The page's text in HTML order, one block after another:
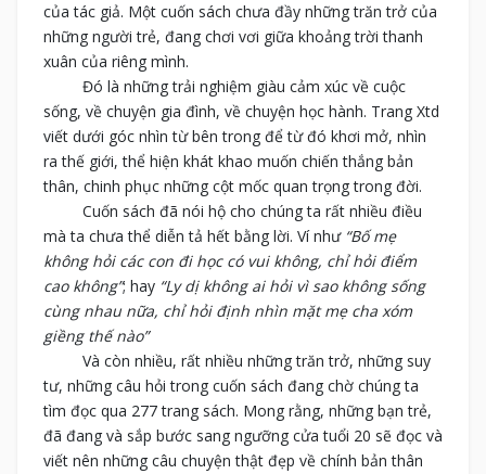
của tác giả. Một cuốn sách chưa đầy những trăn trở của
những người trẻ, đang chơi vơi giữa khoảng trời thanh
xuân của riêng mình.
Đó là những trải nghiệm giàu cảm xúc về cuộc
sống, về chuyện gia đình, về chuyện học hành. Trang Xtd
viết dưới góc nhìn từ bên trong để từ đó khơi mở, nhìn
ra thế giới, thể hiện khát khao muốn chiến thắng bản
thân, chinh phục những cột mốc quan trọng trong đời.
Cuốn sách đã nói hộ cho chúng ta rất nhiều điều
mà ta chưa thể diễn tả hết bằng lời. Ví như “Bố mẹ
không hỏi các con đi học có vui không, chỉ hỏi điểm
cao không”; hay “Ly dị không ai hỏi vì sao không sống
cùng nhau nữa, chỉ hỏi định nhìn mặt mẹ cha xóm
giềng thế nào”
Và còn nhiều, rất nhiều những trăn trở, những suy
tư, những câu hỏi trong cuốn sách đang chờ chúng ta
tìm đọc qua 277 trang sách. Mong rằng, những bạn trẻ,
đã đang và sắp bước sang ngưỡng cửa tuổi 20 sẽ đọc và
viết nên những câu chuyện thật đẹp về chính bản thân